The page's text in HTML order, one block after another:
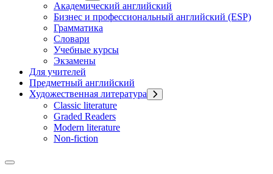
Академический английский
Бизнес и профессиональный английский (ESP)
Грамматика
Словари
Учебные курсы
Экзамены
Для учителей
Предметный английский
Художественная литература
Classic literature
Graded Readers
Modern literature
Non-fiction